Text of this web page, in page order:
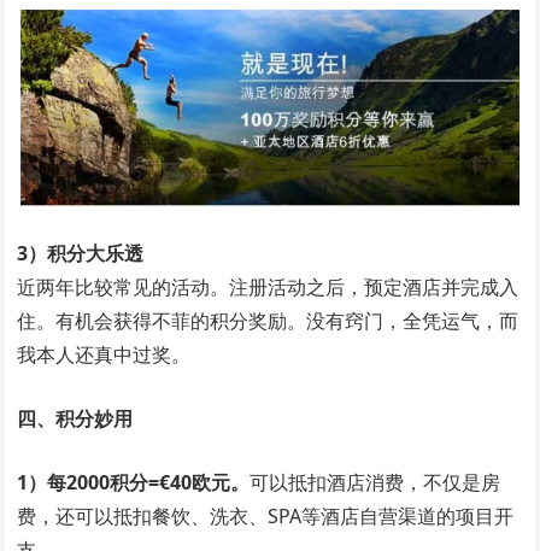
3）积分大乐透
近两年比较常见的活动。注册活动之后，预定酒店并完成入
住。有机会获得不菲的积分奖励。没有窍门，全凭运气，而
我本人还真中过奖。
四、积分妙用
1）每2000积分=€40欧元。可以抵扣酒店消费，不仅是房
费，还可以抵扣餐饮、洗衣、SPA等酒店自营渠道的项目开